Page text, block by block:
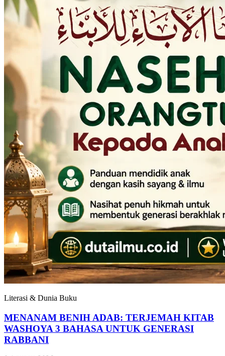
Literasi & Dunia Buku
MENANAM BENIH ADAB: TERJEMAH KITAB
WASHOYA 3 BAHASA UNTUK GENERASI
RABBANI